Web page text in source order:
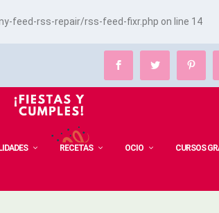
feed-rss-repair/rss-feed-fixr.php on line 14
RECETAS OCIO CURSOS